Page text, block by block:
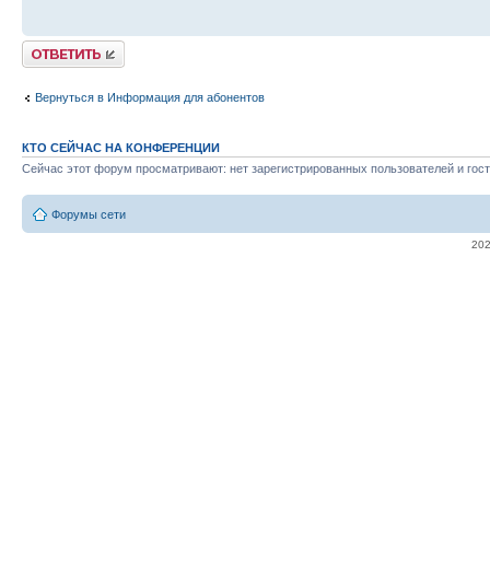
Ответить
Вернуться в Информация для абонентов
КТО СЕЙЧАС НА КОНФЕРЕНЦИИ
Сейчас этот форум просматривают: нет зарегистрированных пользователей и
Форумы сети